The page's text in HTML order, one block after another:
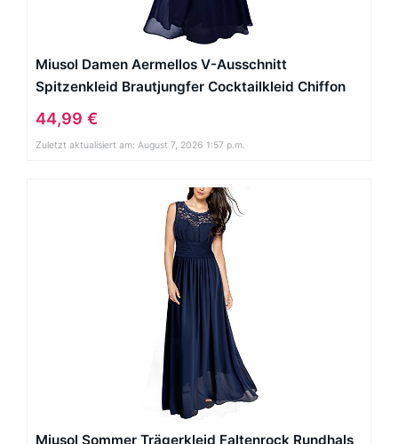
Miusol Damen Aermellos V-Ausschnitt
Spitzenkleid Brautjungfer Cocktailkleid Chiffon
Faltenrock Langes Kleid Dunkelblau Groesse
48/XXL
44,99 €
Zuletzt aktualisiert am: August 7, 2026 1:57 p.m.
Miusol Sommer Trägerkleid Faltenrock Rundhals